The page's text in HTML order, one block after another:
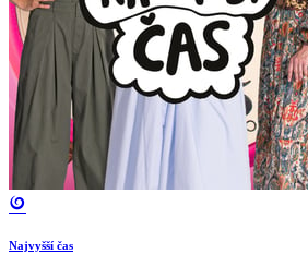
Najvyšší čas